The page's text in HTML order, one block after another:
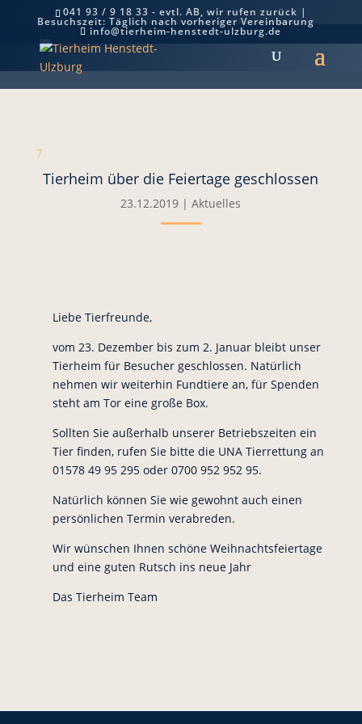
041 93 / 9 18 33 - evtl. AB, wir rufen zurück |
Besuchszeit: Täglich nach vorheriger Vereinbarung
info@tierheim-henstedt-ulzburg.de
Tierheim über die Feiertage geschlossen
7
Tierheim über die Feiertage geschlossen
23.12.2019 |Aktuelles
Liebe Tierfreunde,
vom 23. Dezember bis zum 2. Januar bleibt unser
Tierheim für Besucher geschlossen. Natürlich
nehmen wir weiterhin Fundtiere an, für Spenden
steht am Tor eine große Box.
Sollten Sie außerhalb unserer Betriebszeiten ein
Tier finden, rufen Sie bitte die UNA Tierrettung an
01578 49 95 295 oder 0700 952 952 95.
Natürlich können Sie wie gewohnt auch einen
persönlichen Termin verabreden.
Wir wünschen Ihnen schöne Weihnachtsfeiertage
und eine guten Rutsch ins neue Jahr
Das Tierheim Team